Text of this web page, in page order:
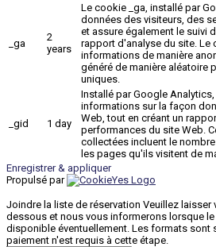
_ga
2
years
Le cookie _ga, installé par
données des visiteurs, des
et assure également le suivi
rapport d'analyse du site. Le
informations de manière
généré de manière aléatoire
uniques.
_gid 1 day
Installé par Google
informations sur la façon
Web, tout en créant un
performances du site Web.
collectées incluent le
les pages qu'ils visitent de
Enregistrer & appliquer
Propulsé par
Joindre la liste de réservation Veuillez laisser
dessous et nous vous informerons lorsque
disponible éventuellement. Les formats sont
paiement n'est requis à cette étape.